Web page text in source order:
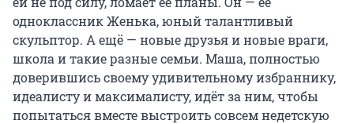
одноклассник Женька, юный талантливый
скульптор. А ещё — новые друзья и новые враги,
школа и такие разные семьи. Маша, полностью
доверившись своему удивительному избраннику,
идеалисту и максималисту, идёт за ним, чтобы
попытаться вместе выстроить совсем недетскую